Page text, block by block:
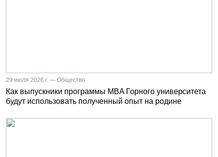
29 июля 2026 г. — Общество
Как выпускники программы MBA Горного университета
будут использовать полученный опыт на родине